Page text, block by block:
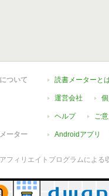
ついて 読書メーターと
運営会社
ヘルプ ご
ーター Androidアプリ
フィリエイトプログラムによる